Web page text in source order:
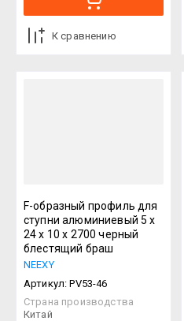
К сравнению
F-образный профиль для
ступни алюминиевый 5 х
24 х 10 х 2700 черный
блестящий браш
NEEXY
Артикул: PV53-46
Страна производства
Китай